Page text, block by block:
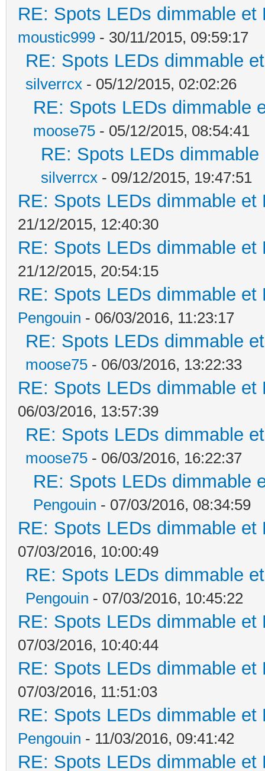
RE: Spots LEDs dimmable
moustic999 - 30/11/2015, 09:59:17
RE: Spots LEDs dimmable
silverrcx - 05/12/2015, 02:02:26
RE: Spots LEDs dimmable
moose75 - 05/12/2015, 08:54:41
RE: Spots LEDs
silverrcx - 09/12/2015, 19:47:51
RE: Spots LEDs dimmable
21/12/2015, 12:40:30
RE: Spots LEDs dimmable
21/12/2015, 20:54:15
RE: Spots LEDs dimmable
Pengouin - 06/03/2016, 11:23:17
RE: Spots LEDs dimmable
moose75 - 06/03/2016, 13:22:33
RE: Spots LEDs dimmable
06/03/2016, 13:57:39
RE: Spots LEDs dimmable
moose75 - 06/03/2016, 16:22:37
RE: Spots LEDs dimmable
Pengouin - 07/03/2016, 08:34:59
RE: Spots LEDs dimmable
07/03/2016, 10:00:49
RE: Spots LEDs dimmable
Pengouin - 07/03/2016, 10:45:22
RE: Spots LEDs dimmable
07/03/2016, 10:40:44
RE: Spots LEDs dimmable
07/03/2016, 11:51:03
RE: Spots LEDs dimmable
Pengouin - 11/03/2016, 09:41:42
RE: Spots LEDs dimmable